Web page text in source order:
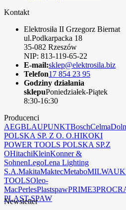
Kontakt
Elektrosiła II Grzegorz Biernat
ul.Podkarpacka 18
35-082 Rzeszów
NIP: 813-119-65-22
E-mail:sklep@elektrosila.biz
Telefon17 854 23 95
Godziny działania
sklepuPoniedziałek-Piątek
8:30-16:30
Producenci
AEGBLAUPUNKTBoschCelma
POLSKA SP. Z O. O.HIKOKI
POWER TOOLS POLSKA SP.Z
OHitachiKleinKonner &
SohnenLegoLena Lighting
S.A.MakitaMaktecMetabo
TOOLSOleo-
MacPerlesPlastspawPRIME3
PLAST-SPAW
Newsletter